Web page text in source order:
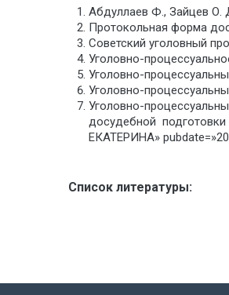
Абдуллаев Ф., Зайцев
Протокольная форма
Советский уголовный
Уголовно-
Уголовно-
Уголовно-
Уголовно-
досудебной
ЕКАТЕРИНА»
Список литературы: